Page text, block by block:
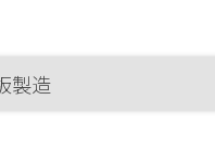
製造